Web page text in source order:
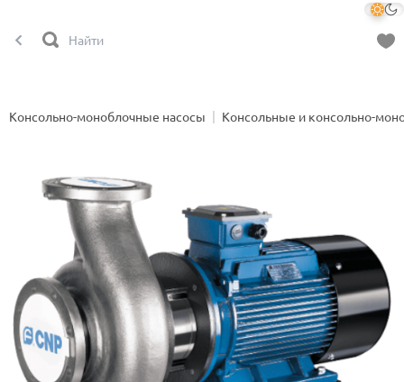
Консольно-моноблочные насосы Консольные и консольно-